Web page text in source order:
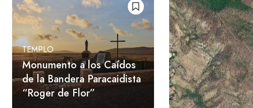
TEMPLO
Monumento a los Caídos
de la Bandera Paracaidista
“Roger de Flor”